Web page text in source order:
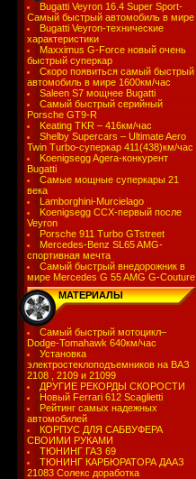
Bugatti Veyron 16.4 Super Sport-
Самый быстрый автомобиль в мире
Bugatti Veyron-технические
характеристики
Maxximus G-Force новый очень
быстрый суперкар
Скоро появиться самый быстрый
автомобиль в мире 1600км/час
Saleen S7 мощнее Bugatti
Самый быстрый серийный
Porsche GT9-R
Keating TKR – 416км/час
Shelby Supercars – Ultimate Aero
Twin Turbo-суперкар 411(438)км/час
Koenigsegg Agera-конкурент
Bugatti
Самые мощные суперкары 21
века
Lamborghini-Murcielago
Koenigsegg CCX-первый после
Veyron
Porsche 911 Turbo GTstreet
Mercedes-Benz SL65 AMG-
спортивная мечта
Самый быстрый внедорожник в
мире Mercedes G 55 AMG G-Couture
МАТЕРИАЛЫ
Самый быстрый мотоцикл–
Dodge-Tomahawk 640км/час
Установка
электростеклоподъемников на ВАЗ
2108 , 2109 и 21099
ДРУГИЕ РЕКОРДЫ СКОРОСТИ
Новый Ferrari 612 Scaglietti
Рейтинг самых надежных
автомобилей
КОРПУС ДЛЯ САБВУФЕРА
СВОИМИ РУКАМИ
ТЮНИНГ ГАЗ 69
ТЮНИНГ КАРБЮРАТОРА ДААЗ
21083 Солекс доработка